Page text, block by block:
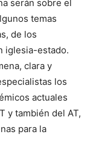
serán sobre el
temas
de los
iglesia-estado.
clara y
los
actuales
y también del AT,
para la